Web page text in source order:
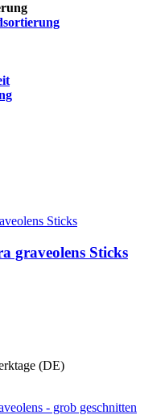
graveolens Sticks
(DE)